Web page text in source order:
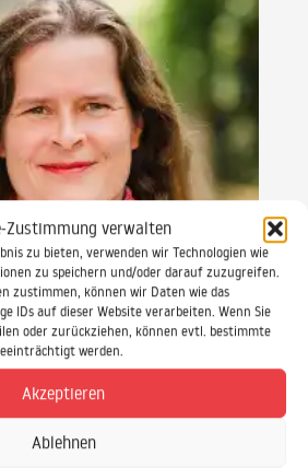
Zustimmung verwalten
zu bieten, verwenden wir Technologien wie
zu speichern und/oder darauf zuzugreifen.
zustimmen, können wir Daten wie das
IDs auf dieser Website verarbeiten. Wenn Sie
oder zurückziehen, können evtl. bestimmte
werden.
Akzeptieren
Ablehnen